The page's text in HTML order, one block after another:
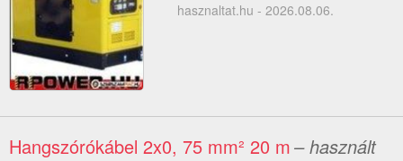
hasznaltat.hu - 2026.08.06.
Hangszórókábel 2x0, 75 mm² 20 m– használt